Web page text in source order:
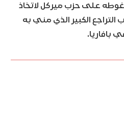
ضغوطه على حزب ميركل لاتخاذ
الكبير الذي مني به
بافاريا.